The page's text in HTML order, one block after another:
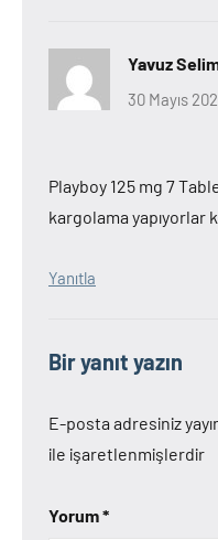
Yavuz
30 Mayıs
Playboy 125 mg 7
kargolama yapıyorlar
Yanıtla
Bir yanıt yazın
E-posta adresiniz
ile işaretlenmişlerdir
Yorum*